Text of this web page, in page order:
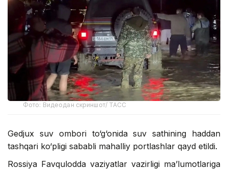
Фото: Видеодан скриншот/ ТАСС
Gedjux suv ombori to‘g‘onida suv sathining haddan
tashqari ko‘pligi sababli mahalliy portlashlar qayd etildi.
Rossiya Favqulodda vaziyatlar vazirligi ma’lumotlariga